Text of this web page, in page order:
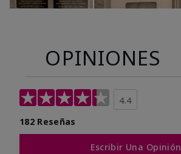
OPINIONES
4.4
182 Reseñas
Escribir Una Opinión